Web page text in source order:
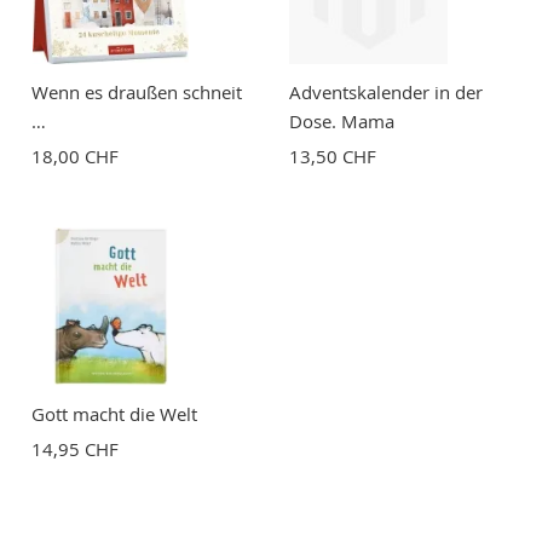
Wenn es draußen schneit
…
18,00 CHF
Adventskalender in der
Dose. Mama
13,50 CHF
Gott macht die Welt
14,95 CHF